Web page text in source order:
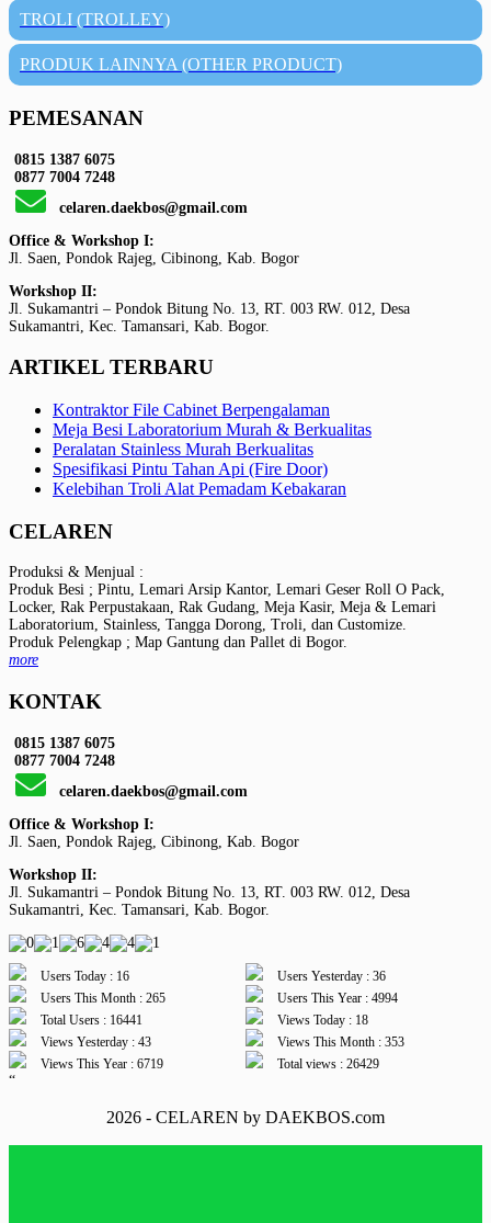
TROLI (TROLLEY)
PRODUK LAINNYA (OTHER PRODUCT)
PEMESANAN
0815 1387 6075
0877 7004 7248
celaren.daekbos@gmail.com
Office & Workshop I:
Jl. Saen, Pondok Rajeg, Cibinong, Kab. Bogor
Workshop II:
Jl. Sukamantri – Pondok Bitung No. 13, RT. 003 RW. 012, Desa
Sukamantri, Kec. Tamansari, Kab. Bogor.
ARTIKEL TERBARU
Kontraktor File Cabinet Berpengalaman
Meja Besi Laboratorium Murah & Berkualitas
Peralatan Stainless Murah Berkualitas
Spesifikasi Pintu Tahan Api (Fire Door)
Kelebihan Troli Alat Pemadam Kebakaran
CELAREN
Produksi & Menjual :
Produk Besi ; Pintu, Lemari Arsip Kantor, Lemari Geser Roll O Pack,
Locker, Rak Perpustakaan, Rak Gudang, Meja Kasir, Meja & Lemari
Laboratorium, Stainless, Tangga Dorong, Troli, dan Customize.
Produk Pelengkap ; Map Gantung dan Pallet di Bogor.
more
KONTAK
0815 1387 6075
0877 7004 7248
celaren.daekbos@gmail.com
Office & Workshop I:
Jl. Saen, Pondok Rajeg, Cibinong, Kab. Bogor
Workshop II:
Jl. Sukamantri – Pondok Bitung No. 13, RT. 003 RW. 012, Desa
Sukamantri, Kec. Tamansari, Kab. Bogor.
Users Today : 16
Users Yesterday : 36
Users This Month : 265
Users This Year : 4994
Total Users : 16441
Views Today : 18
Views Yesterday : 43
Views This Month : 353
Views This Year : 6719
Total views : 26429
“
2026 - CELAREN by DAEKBOS.com